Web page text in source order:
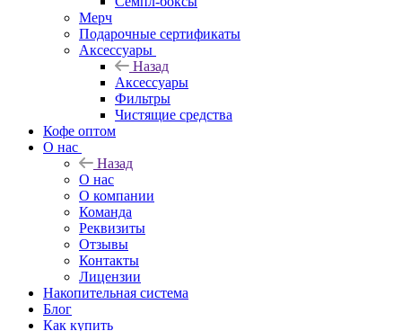
Мерч
Подарочные сертификаты
Аксессуары
Назад
Аксессуары
Фильтры
Чистящие средства
Кофе оптом
О нас
Назад
О нас
О компании
Команда
Реквизиты
Отзывы
Контакты
Лицензии
Накопительная система
Блог
Как купить